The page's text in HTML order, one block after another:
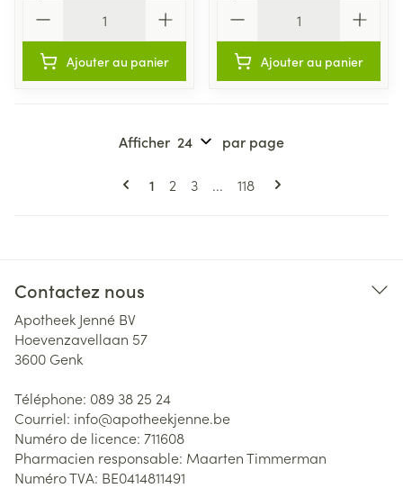
Ajouter au panier Ajouter au panier
Pages
Vous lisez actuellement la page
1 Page
2 Page
3 ... Page
118
Afficher par page
Contactez nous
Apotheek Jenné BV
Hoevenzavellaan 57
3600 Genk
Téléphone: 089 38 25 24
Courriel: info@apotheekjenne.be
Numéro de licence: 711608
Pharmacien responsable: Maarten Timmerman
Numéro TVA: BE0414811491